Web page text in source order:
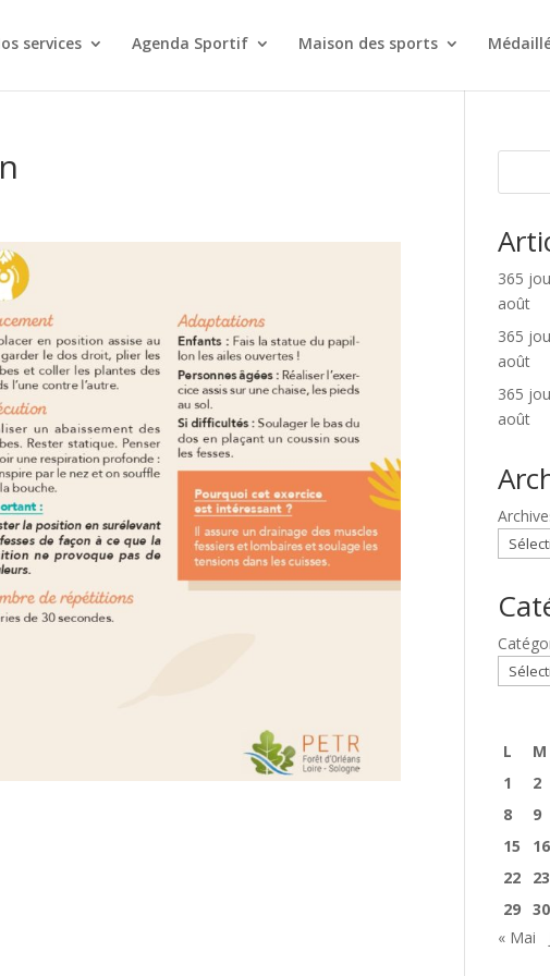
services Agenda Sportif Maison des sports
365
août
365
août
365
août
L M
1
2
8
9
15
16
22
23
29 30
« Mai